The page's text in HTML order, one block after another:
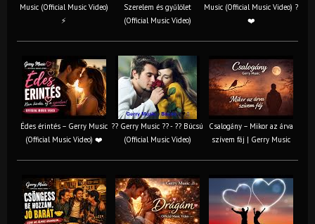
Music (Official Music Video)
⚡
Szerelem és gyűlölet
(Official Music Video)
Music (Official Music Video) ?
❤️
Édes érintés – Gerry Music
(Official Music Video) ❤️
?? Gerry Music ?? - ?? Búcsú
(Official Music Video)
Csalogány – Mikor az árva
szívem fáj | Gerry Music